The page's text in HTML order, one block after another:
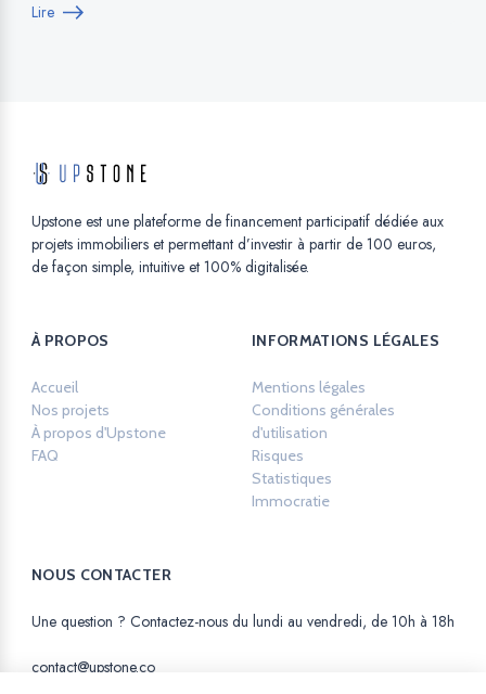
Lire
Upstone est une plateforme de financement participatif dédiée aux
projets immobiliers et permettant d’investir à partir de 100 euros,
de façon simple, intuitive et 100% digitalisée.
À PROPOS
Accueil
Nos projets
À propos d'Upstone
FAQ
INFORMATIONS LÉGALES
Mentions légales
Conditions générales
d'utilisation
Risques
Statistiques
Immocratie
NOUS CONTACTER
Une question ? Contactez-nous du lundi au vendredi, de 10h à 18h
contact@upstone.co